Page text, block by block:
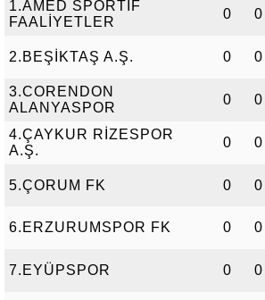
1.AMED SPORTİF
FAALİYETLER
0 0
2.BEŞİKTAŞ A.Ş. 0 0
3.CORENDON
ALANYASPOR
0 0
4.ÇAYKUR RİZESPOR
A.Ş.
0 0
5.ÇORUM FK 0 0
6.ERZURUMSPOR FK 0 0
7.EYÜPSPOR 0 0